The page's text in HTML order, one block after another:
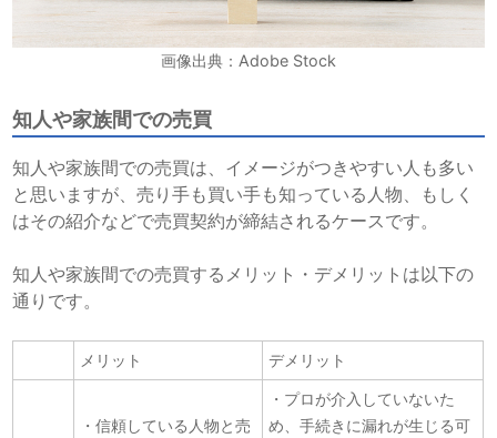
画像出典：Adobe Stock
知人や家族間での売買
知人や家族間での売買は、イメージがつきやすい人も多い
と思いますが、売り手も買い手も知っている人物、もしく
はその紹介などで売買契約が締結されるケースです。
知人や家族間での売買するメリット・デメリットは以下の
通りです。
メリット デメリット
・信頼している人物と売
・プロが介入していないた
め、手続きに漏れが生じる可